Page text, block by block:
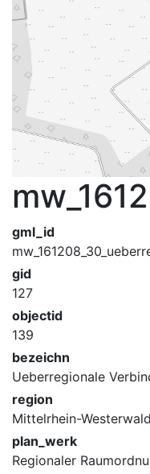
gml_id
gid
127
objectid
139
bezeichn
Ueberregionale
region
Mittelrhein-Westerwald
plan_werk
Regionaler